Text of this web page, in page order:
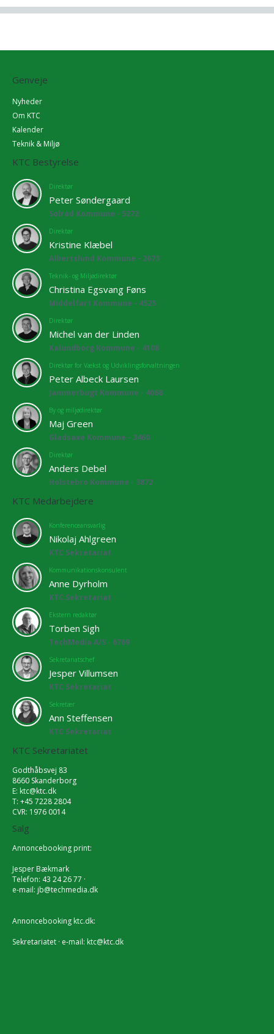
Genveje
Nyheder
Om KTC
Kalender
Teknik & Miljø
KTC Bestyrelse
Direktør
Peter Søndergaard
Solrød Kommune - 5272
Direktør
Kristine Klæbel
Albertslund Kommune - 2673
Teknik- og Miljødirektør
Christina Egsvang Føns
Middelfart Kommune - 4525
Direktør
Michel van der Linden
Kalundborg Kommune - 4108
Direktør for Vækst og Udviklingsforvaltningen
Peter Albeck Laursen
Jammerbugt Kommune - 4068
By og miljødirektør
Maj Green
Gladsaxe Kommune - 3460
Direktør
Anders Debel
Holstebro Kommune - 3872
KTC Medarbejdere
Konferenceansvarlig
Nikolaj Ahlgreen
KTC Sekretariat
Kommunikationskonsulent
Anne Dyrholm
KTC Sekretariat
Ekstern redaktør
Torben Sigh
TechMedia A/S - 6769
Sekretariatschef
Jesper Villumsen
KTC Sekretariat
Sekretær
Ann Steffensen
KTC Sekretariat
KTC Sekretariatet
Godthåbsvej 83
8660 Skanderborg
E: ktc@ktc.dk
T: +45 7228 2804
CVR: 1976 0014
Salg
Annoncebooking print:
Jesper Bækmark
Telefon: 43 24 26 77 ·
e-mail: jb@techmedia.dk
Annoncebooking ktc.dk:
Sekretariatet · e-mail: ktc@ktc.dk